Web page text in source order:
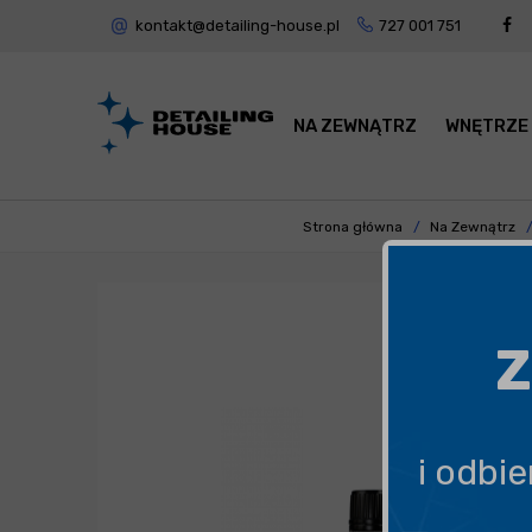
kontakt@detailing-house.pl 727 001 751
NA ZEWNĄTRZ WNĘTRZE
Strona główna Na Zewnątrz
i